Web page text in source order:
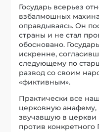
Государь всерьез
взбалмошных
оправдываясь. Он
страны и не стал
обосновано.
искренне,
следующему по
развод со своим
«фиктивным».
Практически все
церковную анафему,
звучавшую в церкви
против